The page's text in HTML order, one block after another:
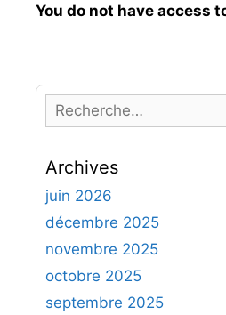
You do not have access
e
h
e
r
h
e
r
Archives
juin 2026
décembre 2025
novembre 2025
octobre 2025
septembre 2025